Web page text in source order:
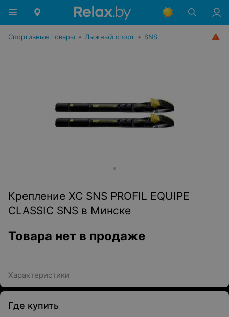
Спортивные товары • Лыжный спорт • SNS
Крепление XC SNS PROFIL EQUIPE
CLASSIC SNS в Минске
Товара нет в продаже
Характеристики
Где купить